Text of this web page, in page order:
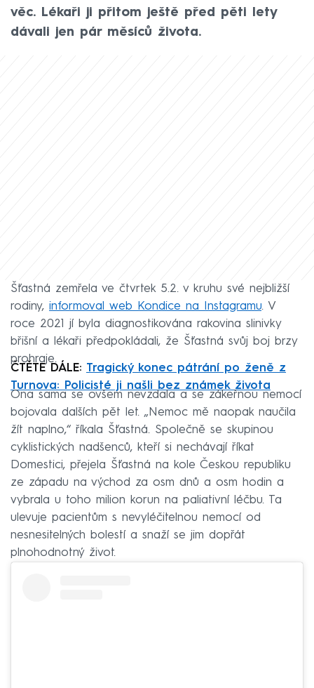
věc. Lékaři ji přitom ještě před pěti lety
dávali jen pár měsíců života.
Šťastná zemřela ve čtvrtek 5.2. v kruhu své nejbližší
rodiny, informoval web Kondice na Instagramu. V
roce 2021 jí byla diagnostikována rakovina slinivky
břišní a lékaři předpokládali, že Šťastná svůj boj brzy
prohraje.
ČTĚTE DÁLE: Tragický konec pátrání po ženě z
Turnova: Policisté ji našli bez známek života
Ona sama se ovšem nevzdala a se zákeřnou nemocí
bojovala dalších pět let. „Nemoc mě naopak naučila
žít naplno,“ říkala Šťastná. Společně se skupinou
cyklistických nadšenců, kteří si nechávají říkat
Domestici, přejela Šťastná na kole Českou republiku
ze západu na východ za osm dnů a osm hodin a
vybrala u toho milion korun na paliativní léčbu. Ta
ulevuje pacientům s nevyléčitelnou nemocí od
nesnesitelných bolestí a snaží se jim dopřát
plnohodnotný život.